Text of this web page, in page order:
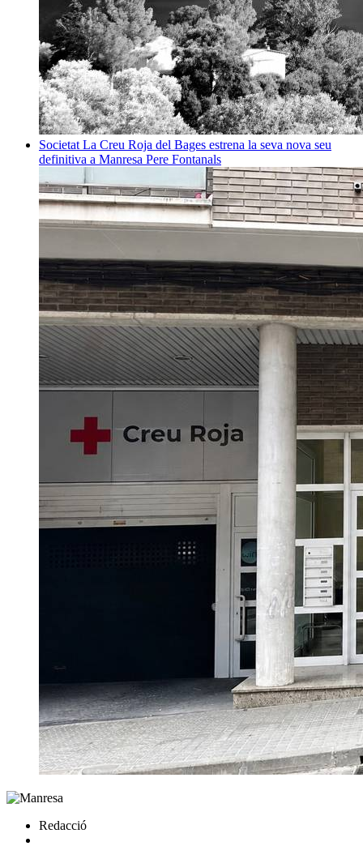
Societat La Creu Roja del Bages estrena la seva nova seu
definitiva a Manresa Pere Fontanals
Redacció